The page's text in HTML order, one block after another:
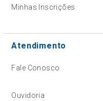
Minhas Inscrições
Atendimento
Fale Conosco
Ouvidoria